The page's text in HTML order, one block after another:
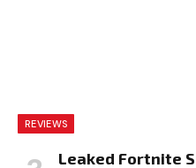
REVIEWS
Leaked Fortnite